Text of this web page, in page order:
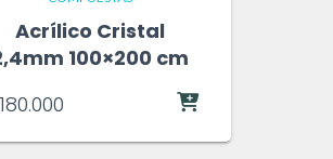
Acrílico Cristal
100×200 cm
180.000